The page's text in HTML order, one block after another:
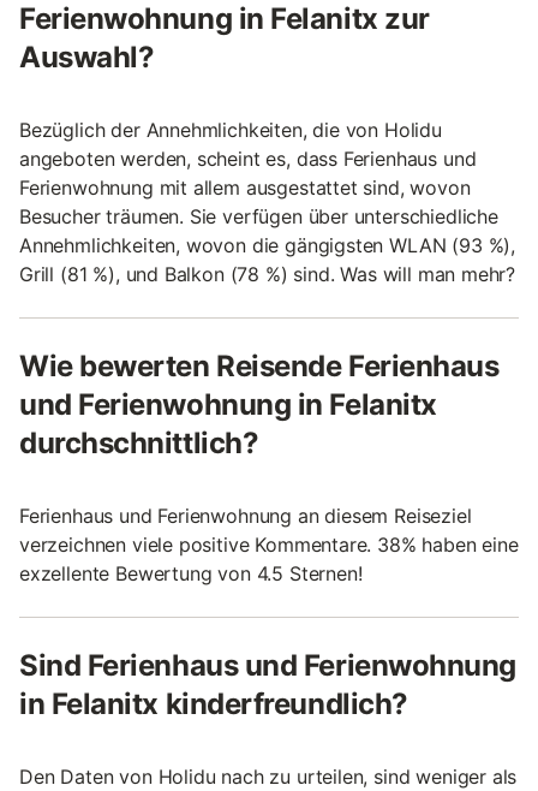
Ferienwohnung in Felanitx zur
Auswahl?
Bezüglich der Annehmlichkeiten, die von Holidu
angeboten werden, scheint es, dass Ferienhaus und
Ferienwohnung mit allem ausgestattet sind, wovon
Besucher träumen. Sie verfügen über unterschiedliche
Annehmlichkeiten, wovon die gängigsten WLAN (93 %),
Grill (81 %), und Balkon (78 %) sind. Was will man mehr?
Wie bewerten Reisende Ferienhaus
und Ferienwohnung in Felanitx
durchschnittlich?
Ferienhaus und Ferienwohnung an diesem Reiseziel
verzeichnen viele positive Kommentare. 38% haben eine
exzellente Bewertung von 4.5 Sternen!
Sind Ferienhaus und Ferienwohnung
in Felanitx kinderfreundlich?
Den Daten von Holidu nach zu urteilen, sind weniger als